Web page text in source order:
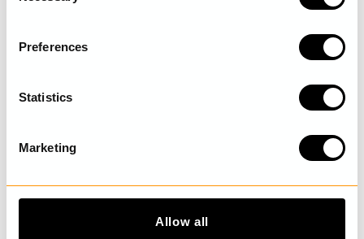
Preferences
Statistics
Marketing
Allow all